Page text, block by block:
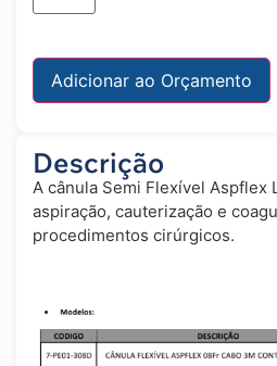
Descrição
A cânula Semi Flexível Aspflex
aspiração, cauterização e
procedimentos cirúrgicos.
Adicionar ao Orçamento